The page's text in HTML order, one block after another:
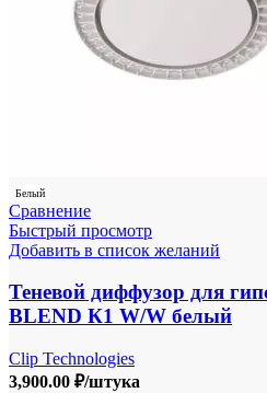
Белый
Сравнение
Быстрый просмотр
Добавить в список желаний
Теневой диффузор для
BLEND К1 W/W белый
Clip Technologies
3,900.00 ₽/штука